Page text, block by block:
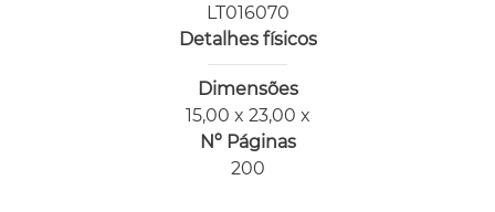
LT016070
Detalhes físicos
Dimensões
15,00 x 23,00 x
Nº Páginas
200